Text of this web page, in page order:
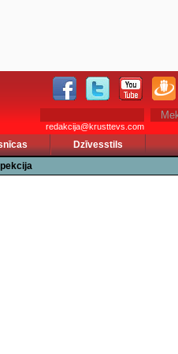
redakcija@krusttevs.com
Dzīvesstils